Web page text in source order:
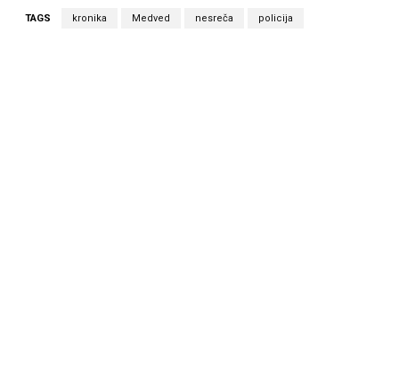
TAGS kronika Medved nesreča policija